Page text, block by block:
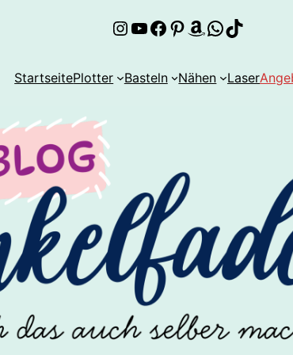
Instagram
YouTube
Facebook
Pinterest
Amazon
WhatsApp
TikTok
StartseitePlotter Basteln Nähen Laser